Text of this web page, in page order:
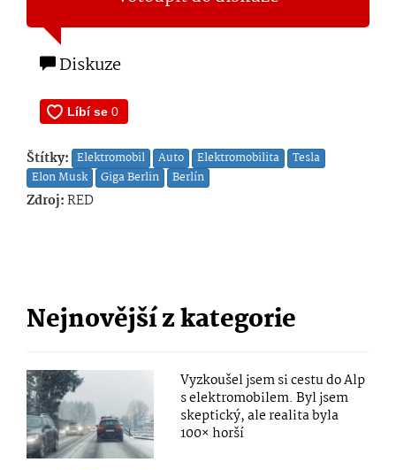
Diskuze
Štítky: Elektromobil Auto Elektromobilita
Tesla
Elon Musk
Giga Berlin Berlín
Zdroj:RED
Nejnovější z kategorie
Vyzkoušel jsem si cestu do Alp
s elektromobilem. Byl jsem
skeptický, ale realita byla
100× horší